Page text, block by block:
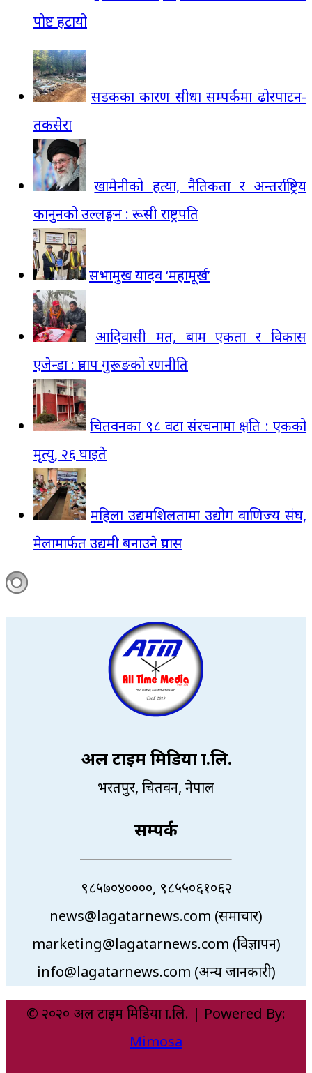
पोष्ट हटायो
सडकका कारण सीधा सम्पर्कमा ढोरपाटन-
तकसेरा
खामेनीको हत्या, नैतिकता र अन्तर्राष्ट्रिय
कानुनको उल्लङ्घन : रूसी राष्ट्रपति
सभामुख यादव ‘महामूर्ख’
आदिवासी मत, बाम एकता र विकास
एजेन्डा : प्रताप गुरूङको रणनीति
चितवनका ९८ वटा संरचनामा क्षति : एकको
मृत्यु, २६ घाइते
महिला उद्यमशिलतामा उद्योग वाणिज्य संघ,
मेलामार्फत उद्यमी बनाउने प्रयास
अल टाइम मिडिया प्रा.लि.
भरतपुर, चितवन, नेपाल
सम्पर्क
९८५७०४००००, ९८५५०६१०६२
news@lagatarnews.com (समाचार)
marketing@lagatarnews.com (विज्ञापन)
info@lagatarnews.com (अन्य जानकारी)
© २०२० अल टाइम मिडिया प्रा.लि. | Powered By:
Mimosa